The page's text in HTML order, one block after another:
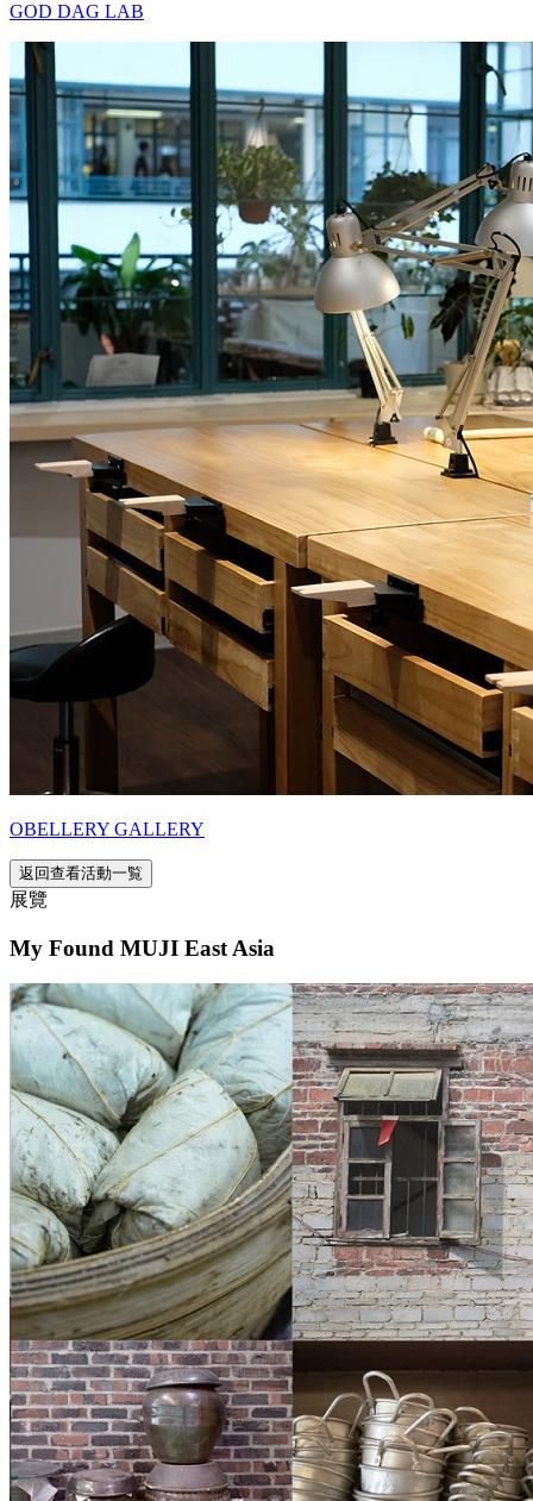
GOD DAG LAB
OBELLERY GALLERY
返回查看活動一覧
展覽
My Found MUJI East Asia